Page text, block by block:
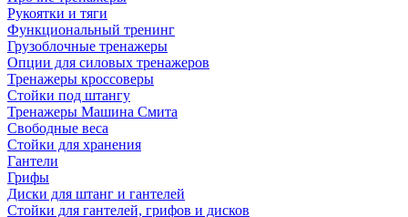
Рукоятки и тяги
Функциональный тренинг
Грузоблочные тренажеры
Опции для силовых тренажеров
Тренажеры кроссоверы
Стойки под штангу
Тренажеры Машина Смита
Свободные веса
Стойки для хранения
Гантели
Грифы
Диски для штанг и гантелей
Стойки для гантелей, грифов и дисков